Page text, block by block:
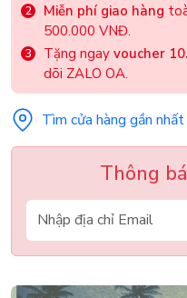
Miễn phí giao hàng
500.000 VNĐ.
Tặng ngay voucher
dõi ZALO OA.
Tìm cửa hàng gần nhất
Thông